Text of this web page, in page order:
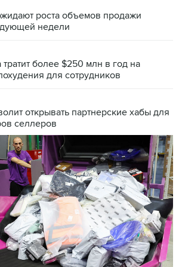
роста объемов продажи
недели
более $250 млн в год на
для сотрудников
открывать партнерские хабы для
селлеров